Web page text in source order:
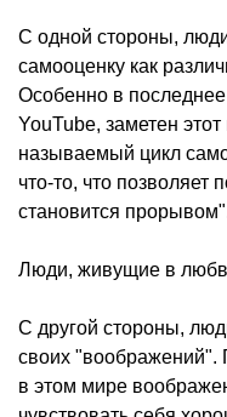
С одной стороны,
самооценку как
Особенно в
YouTube, заметен этот
называемый цикл
что-то, что позволяет
становится
Люди, живущие в
С другой стороны,
своих "воображений".
в этом мире